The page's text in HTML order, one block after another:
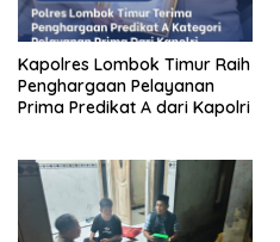
Kapolres Lombok Timur Raih
Penghargaan Pelayanan
Prima Predikat A dari Kapolri